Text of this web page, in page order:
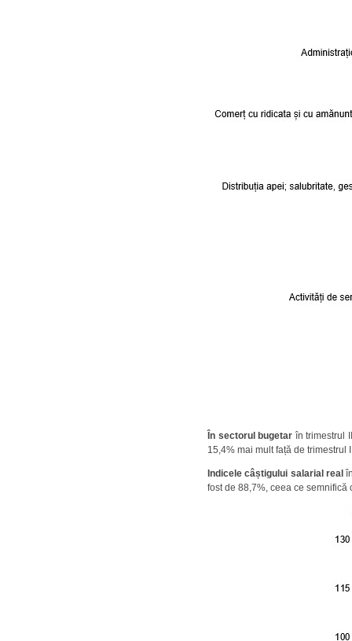
În sectorul bugetar în trimestrul
15,4% mai mult față de trimestrul
Indicele câștigului salarial real
fost de 88,7%, ceea ce